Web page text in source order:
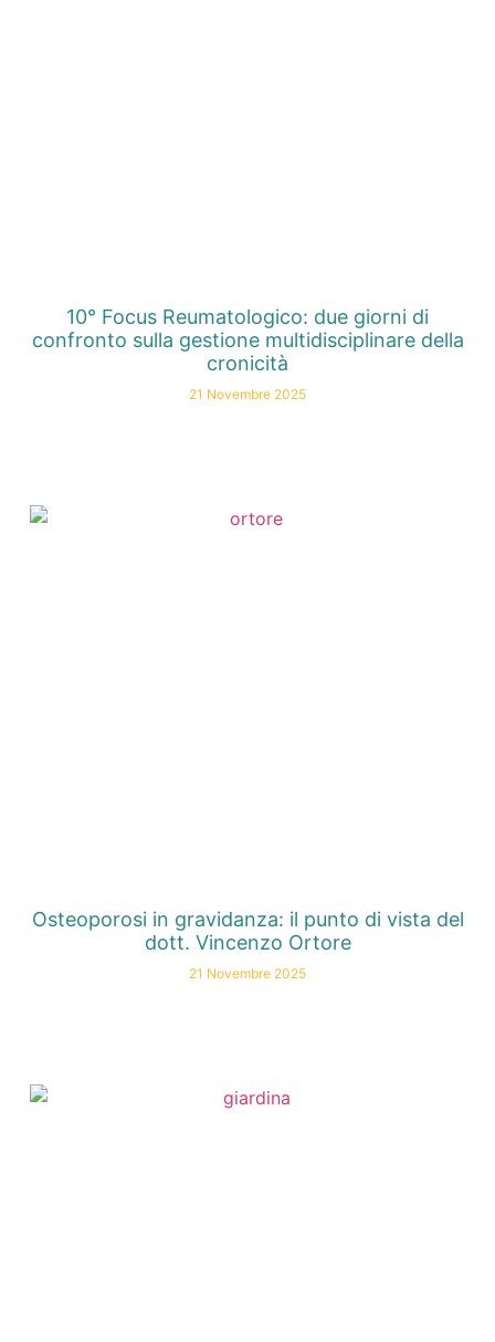
10° Focus Reumatologico: due giorni di
confronto sulla gestione multidisciplinare della
cronicità
21 Novembre 2025
Osteoporosi in gravidanza: il punto di vista del
dott. Vincenzo Ortore
21 Novembre 2025